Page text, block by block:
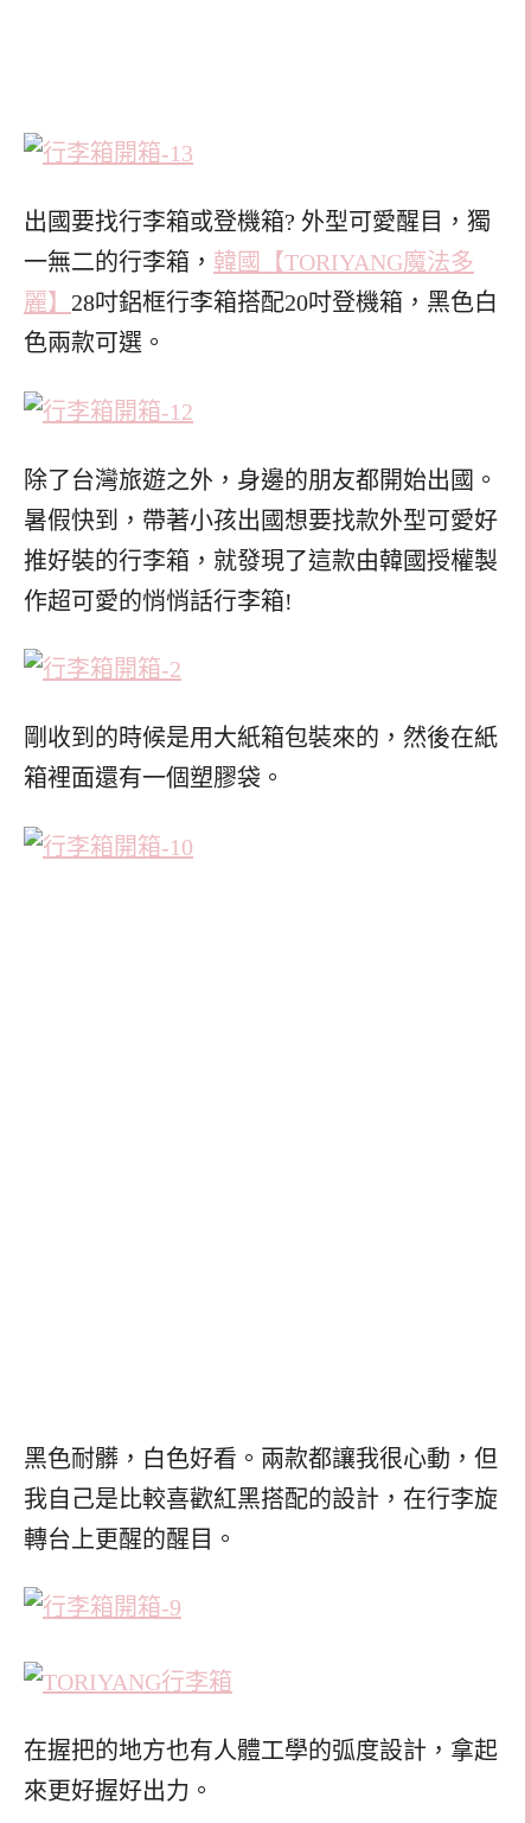
出國要找行李箱或登機箱? 外型可愛醒目，獨
一無二的行李箱， 韓國【TORIYANG魔法多
麗】 28吋鋁框行李箱搭配20吋登機箱，黑色白
色兩款可選。
除了台灣旅遊之外，身邊的朋友都開始出國。
暑假快到，帶著小孩出國想要找款外型可愛好
推好裝的行李箱，就發現了這款由韓國授權製
作超可愛的悄悄話行李箱!
剛收到的時候是用大紙箱包裝來的，然後在紙
箱裡面還有一個塑膠袋。
黑色耐髒，白色好看。兩款都讓我很心動，但
我自己是比較喜歡紅黑搭配的設計，在行李旋
轉台上更醒的醒目。
在握把的地方也有人體工學的弧度設計，拿起
來更好握好出力。